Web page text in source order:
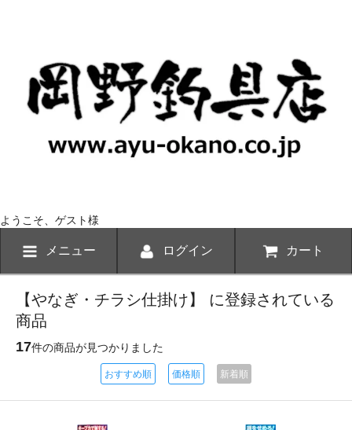
ようこそ、ゲスト様
メニュー ログイン カート
【やなぎ・チラシ仕掛け】 に登録されている
商品
17件の商品が見つかりました
おすすめ順 価格順 新着順